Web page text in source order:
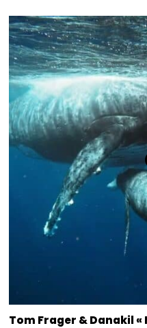
Tom Frager & Danakil